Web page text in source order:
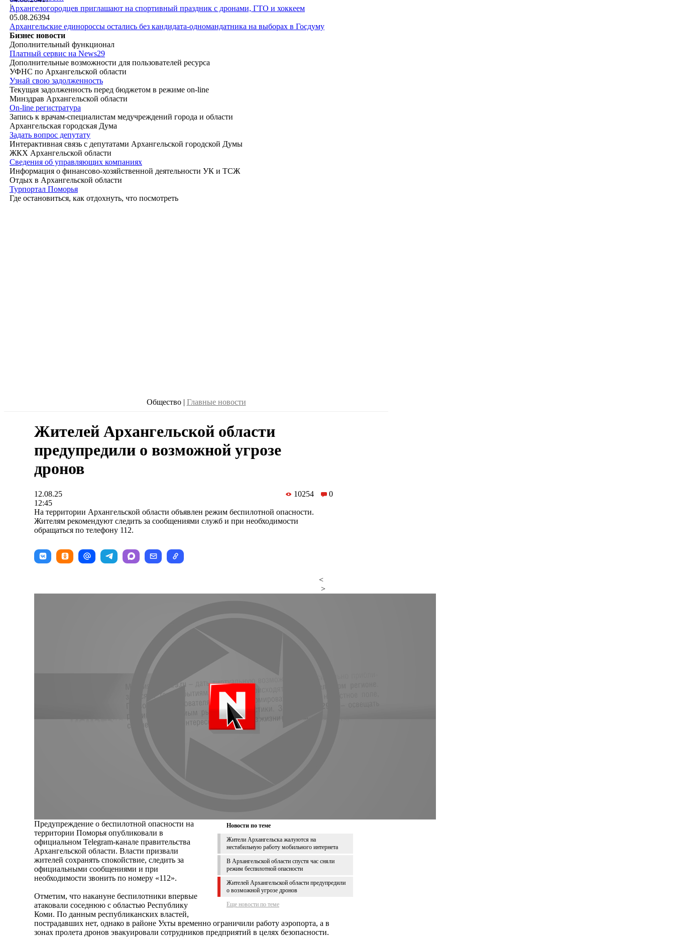
|Архангелогородцев приглашают на спортивный праздник с дронами, ГТО и хоккеем
05.08.26394
Архангельские единороссы остались без кандидата-одномандатника на выборах в Госдуму
Бизнес новости
Дополнительный функционал
Платный сервис на News29
Дополнительные возможности для пользователей ресурса
УФНС по Архангельской области
Узнай свою задолженность
Текущая задолженность перед бюджетом в режиме on-line
Минздрав Архангельской области
On-line регистратура
Запись к врачам-специалистам медучреждений города и области
Архангельская городская Дума
Задать вопрос депутату
Интерактивная связь с депутатами Архангельской городской Думы
ЖКХ Архангельской области
Сведения об управляющих компаниях
Информация о финансово-хозяйственной деятельности УК и ТСЖ
Отдых в Архангельской области
Турпортал Поморья
Где остановиться, как отдохнуть, что посмотреть
Общество | Главные новости
Жителей Архангельской области
предупредили о возможной угрозе
дронов
12.08.25
12:45
10254 0
На территории Архангельской области объявлен режим беспилотной опасности.
Жителям рекомендуют следить за сообщениями служб и при необходимости
обращаться по телефону 112.
<
>
Новости по теме
Жители Архангельска жалуются на
нестабильную работу мобильного интернета
В Архангельской области спустя час сняли
режим беспилотной опасности
Жителей Архангельской области предупредили
о возможной угрозе дронов
Еще новости по теме
Предупреждение о беспилотной опасности на
территории Поморья опубликовали в
официальном Telegram-канале правительства
Архангельской области. Власти призвали
жителей сохранять спокойствие, следить за
официальными сообщениями и при
необходимости звонить по номеру «112».
Отметим, что накануне беспилотники впервые
атаковали соседнюю с областью Республику
Коми. По данным республиканских властей,
пострадавших нет, однако в районе Ухты временно ограничили работу аэропорта, а в
зонах пролета дронов эвакуировали сотрудников предприятий в целях безопасности.